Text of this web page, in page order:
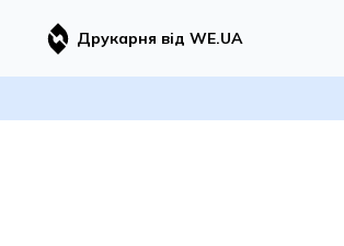
Друкарня від WE.UA